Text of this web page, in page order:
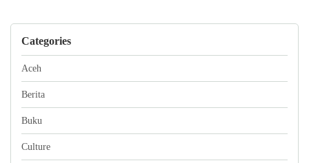
Categories
Aceh
Berita
Buku
Culture